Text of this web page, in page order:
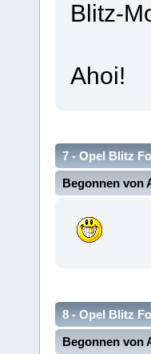
Blitz-
Ahoi!
7 - Opel Blitz
Begonnen von
8 - Opel Blitz
Begonnen von